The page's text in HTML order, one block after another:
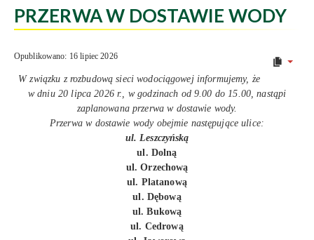
PRZERWA W DOSTAWIE WODY
Opublikowano: 16 lipiec 2026
W związku z rozbudową sieci wodociągowej informujemy, że
w dniu 20 lipca 2026 r., w godzinach od 9.00 do 15.00, nastąpi
zaplanowana przerwa w dostawie wody.
Przerwa w dostawie wody obejmie następujące ulice:
ul. Leszczyńską
ul. Dolną
ul. Orzechową
ul. Platanową
ul. Dębową
ul. Bukową
ul. Cedrową